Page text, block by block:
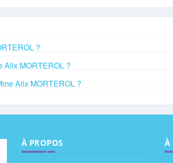
?
Alix MORTEROL ?
Alix MORTEROL ?
À PROPOS À